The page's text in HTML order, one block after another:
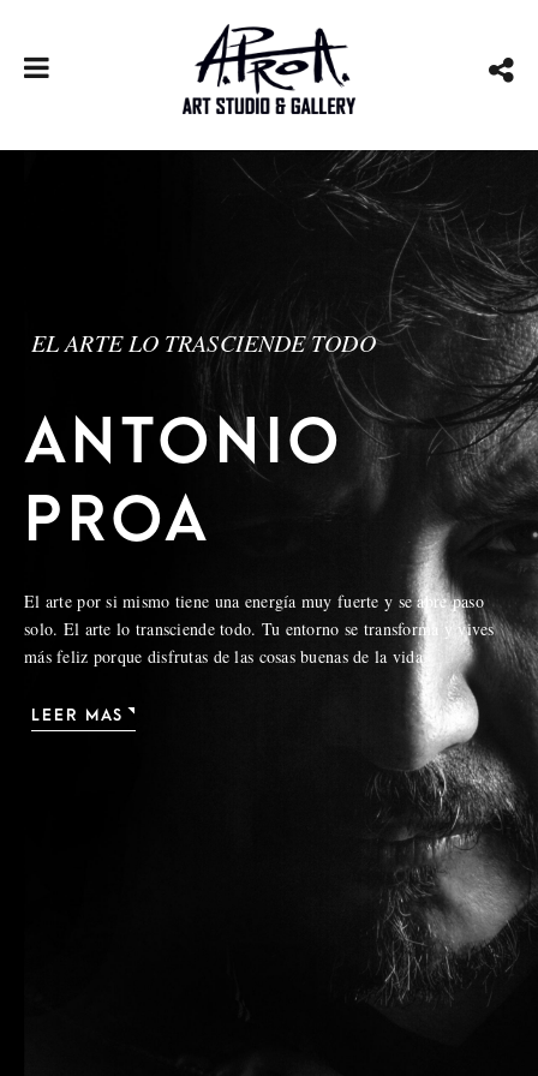
EL ARTE LO TRASCIENDE TODO
ANTONIO
PROA
El arte por si mismo tiene una energía muy fuerte y se abre paso
solo. El arte lo transciende todo. Tu entorno se transforma y vives
más feliz porque disfrutas de las cosas buenas de la vida.
LEER MAS